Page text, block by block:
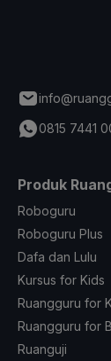
0815 7441
Produk
Roboguru
Roboguru Plus
Dafa dan Lulu
Kursus for Kids
Ruangguru for
Ruangguru for
Ruanguji